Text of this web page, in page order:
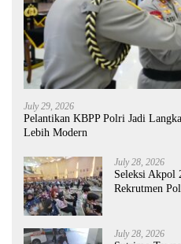
July 29, 2026
Pelantikan KBPP Polri Jadi
Lebih Modern
July 28, 2026
Seleksi Akpol
Rekrutmen
July 28, 2026